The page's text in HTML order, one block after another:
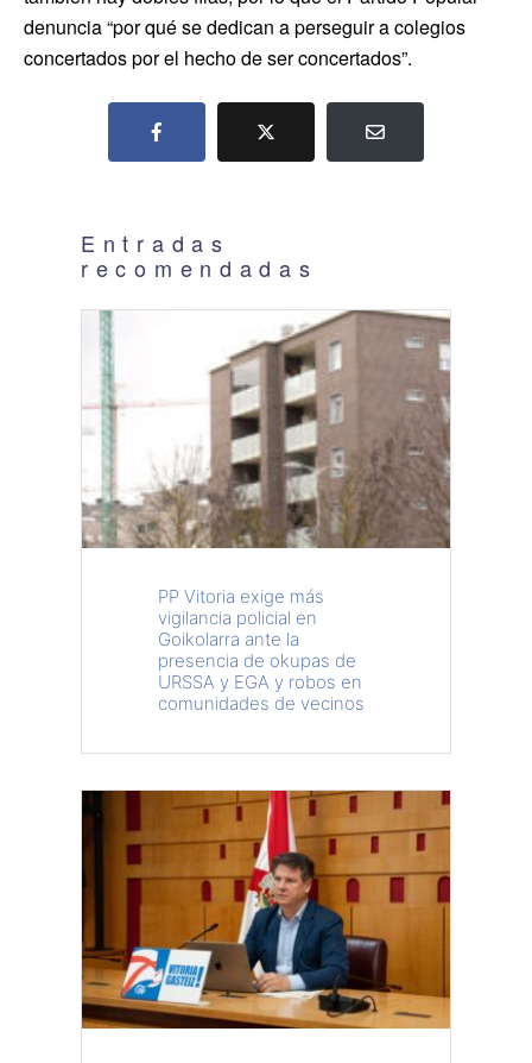
denuncia “por qué se dedican a perseguir a colegios
concertados por el hecho de ser concertados”.
Entradas
recomendadas
PP Vitoria exige más
vigilancia policial en
Goikolarra ante la
presencia de okupas de
URSSA y EGA y robos en
comunidades de vecinos